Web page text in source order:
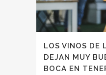
LOS VINOS DE
DEJAN MUY
BOCA EN